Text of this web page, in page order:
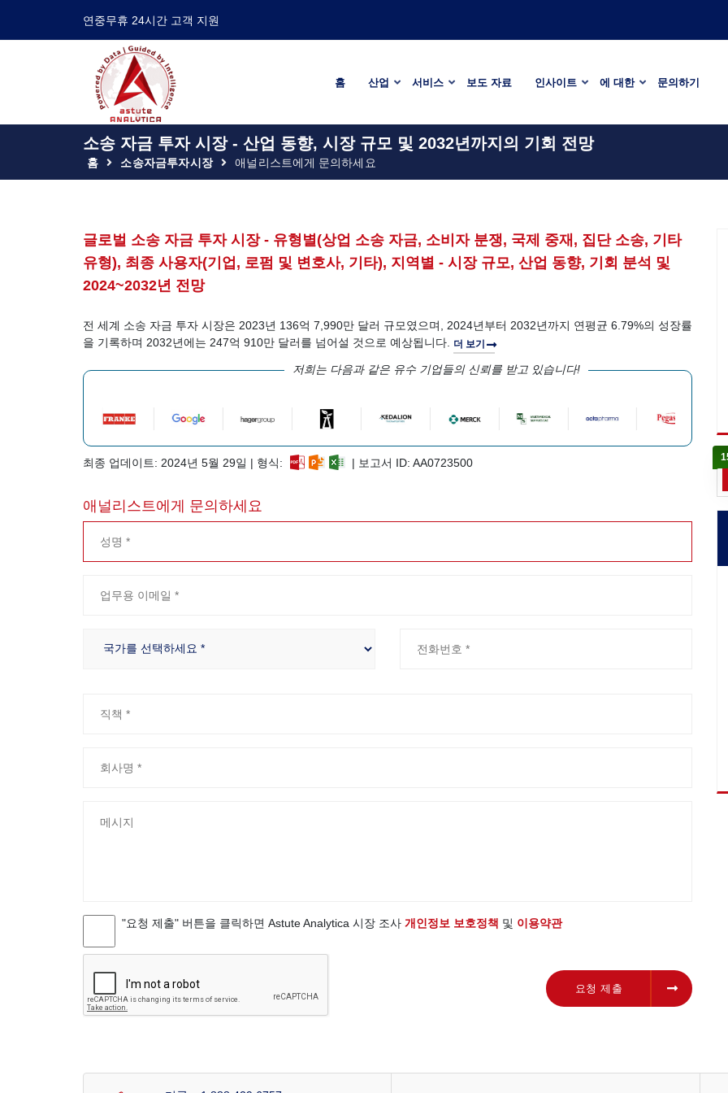
연중무휴 24시간 고객 지원
홈 산업 서비스 보도 자료 인사이트 에 대한 문의하기
소송 자금 투자 시장 - 산업 동향, 시장 규모 및 2032년까지의 기회 전망
홈 소송자금투자시장 애널리스트에게 문의하세요
글로벌 소송 자금 투자 시장 - 유형별(상업 소송 자금, 소비자 분쟁, 국제 중재, 집단 소송, 기타
유형), 최종 사용자(기업, 로펌 및 변호사, 기타), 지역별 - 시장 규모, 산업 동향, 기회 분석 및
2024~2032년 전망
전 세계 소송 자금 투자 시장은 2023년 136억 7,990만 달러 규모였으며, 2024년부터 2032년까지 연평균 6.79%의 성장률
을 기록하며 2032년에는 247억 910만 달러를 넘어설 것으로 예상됩니다.
더 보기
저희는 다음과 같은 유수 기업들의 신뢰를 받고 있습니다!
최종 업데이트: 2024년 5월 29일 | 형식: | 보고서 ID: AA0723500
애널리스트에게 문의하세요
"요청 제출" 버튼을 클릭하면 Astute Analytica 시장 조사 개인정보 보호정책 및 이용약관
요청 제출